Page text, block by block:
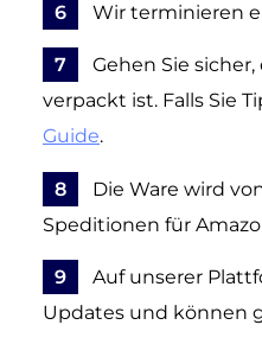
6 Wir terminieren
7
Gehen Sie
verpackt ist. Falls Sie
Guide.
8
Die Ware wird
Speditionen für
9
Auf unserer
Updates und können